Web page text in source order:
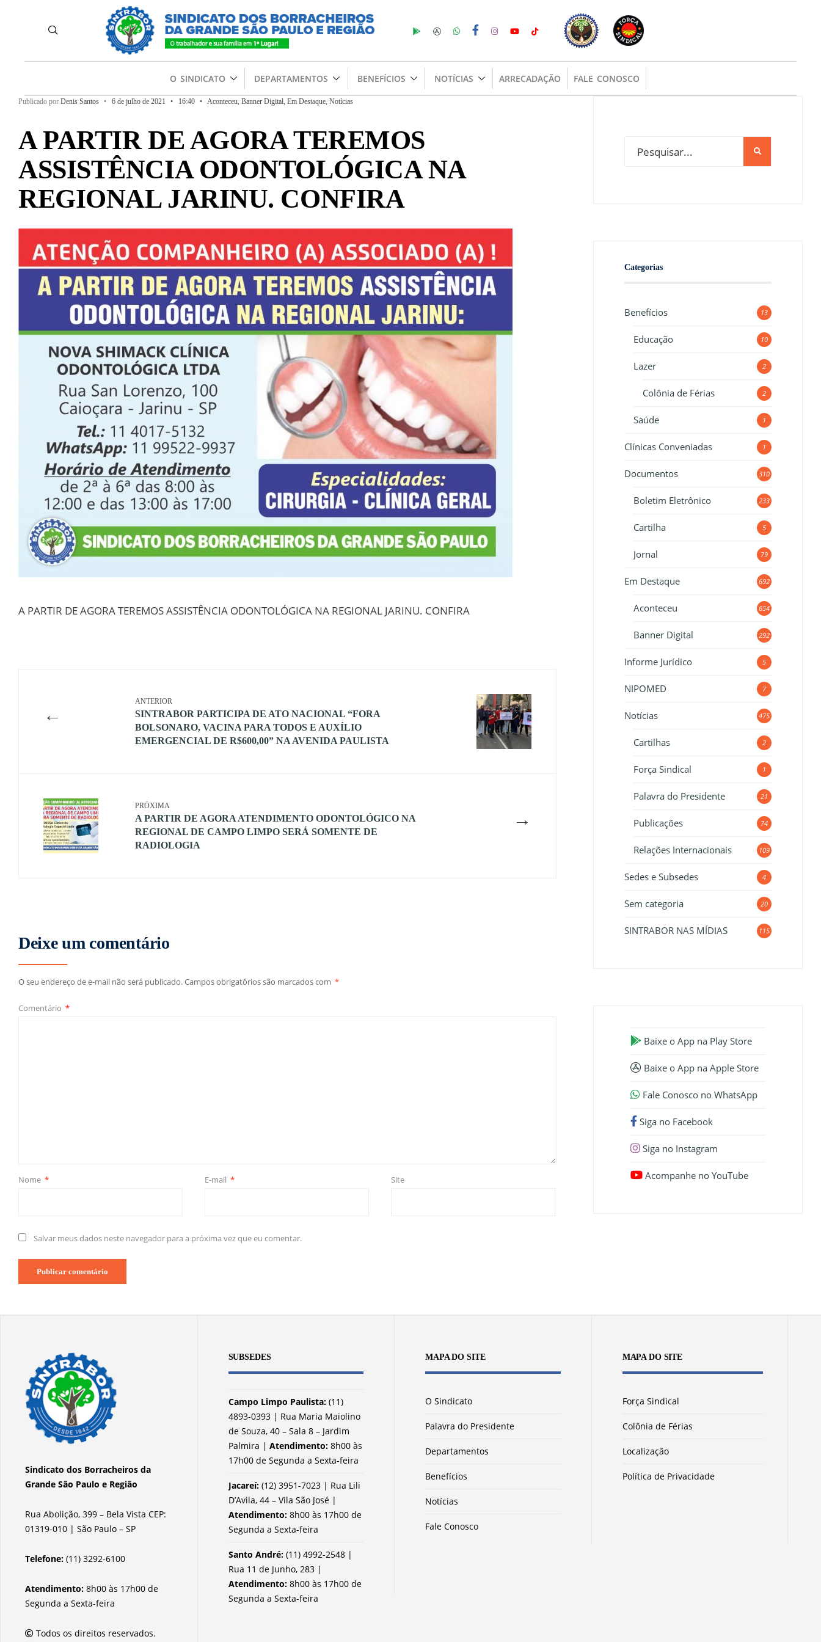
O SINDICATO DEPARTAMENTOS BENEFÍCIOS NOTÍCIAS ARRECADAÇÃO FALE CONOSCO
Publicado por Denis Santos • 6 de julho de 2021 • 16:40 • Aconteceu, Banner Digital, Em Destaque, Notícias
A PARTIR DE AGORA TEREMOS
ASSISTÊNCIA ODONTOLÓGICA NA
REGIONAL JARINU. CONFIRA
A PARTIR DE AGORA TEREMOS ASSISTÊNCIA ODONTOLÓGICA NA REGIONAL JARINU. CONFIRA
←
ANTERIOR
SINTRABOR PARTICIPA DE ATO NACIONAL “FORA
BOLSONARO, VACINA PARA TODOS E AUXÍLIO
EMERGENCIAL DE R$600,00” NA AVENIDA PAULISTA
→
PRÓXIMA
A PARTIR DE AGORA ATENDIMENTO ODONTOLÓGICO NA
REGIONAL DE CAMPO LIMPO SERÁ SOMENTE DE
RADIOLOGIA
Deixe um comentário
O seu endereço de e-mail não será publicado.Campos obrigatórios são marcados com *
Comentário *
Nome * E-mail * Site
Salvar meus dados neste navegador para a próxima vez que eu comentar.
Categorias
Benefícios 13
Educação 10
Lazer 2
Colônia de Férias 2
Saúde 1
Clínicas Conveniadas 1
Documentos 310
Boletim Eletrônico 233
Cartilha 5
Jornal 79
Em Destaque 692
Aconteceu 654
Banner Digital 292
Informe Jurídico 5
NIPOMED 7
Notícias 475
Cartilhas 2
Força Sindical 1
Palavra do Presidente 21
Publicações 74
Relações Internacionais 109
Sedes e Subsedes 4
Sem categoria 20
SINTRABOR NAS MÍDIAS 115
Baixe o App na Play Store
Baixe o App na Apple Store
Fale Conosco no WhatsApp
Siga no Facebook
Siga no Instagram
Acompanhe no YouTube
Sindicato dos Borracheiros da
Grande São Paulo e Região
Rua Abolição, 399 – Bela Vista CEP:
01319-010 | São Paulo – SP
Telefone: (11) 3292-6100
Atendimento: 8h00 às 17h00 de
Segunda a Sexta-feira
Todos os direitos reservados.
SUBSEDES
Campo Limpo Paulista:(11)
4893-0393 | Rua Maria Maiolino
de Souza, 40 – Sala 8 – Jardim
Palmira | Atendimento: 8h00 às
17h00 de Segunda a Sexta-feira
Jacareí:(12) 3951-7023 | Rua Lili
D’Avila, 44 – Vila São José |
Atendimento: 8h00 às 17h00 de
Segunda a Sexta-feira
Santo André: (11) 4992-2548 |
Rua 11 de Junho, 283 |
Atendimento: 8h00 às 17h00 de
Segunda a Sexta-feira
MAPA DO SITE
O Sindicato
Palavra do Presidente
Departamentos
Benefícios
Notícias
Fale Conosco
MAPA DO SITE
Força Sindical
Colônia de Férias
Localização
Política de Privacidade